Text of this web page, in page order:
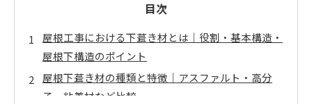
目次
屋根工事における下葺き材とは｜役割・基本構造・
屋根下構造のポイント
屋根下葺き材の種類と特徴｜アスファルト・高分
子・粘着材など比較